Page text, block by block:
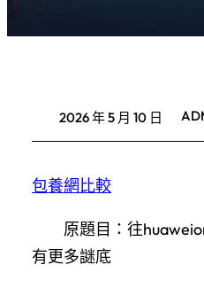
2026 年 5 月 10 日
包養網比較
原題目：往
有更多謎底